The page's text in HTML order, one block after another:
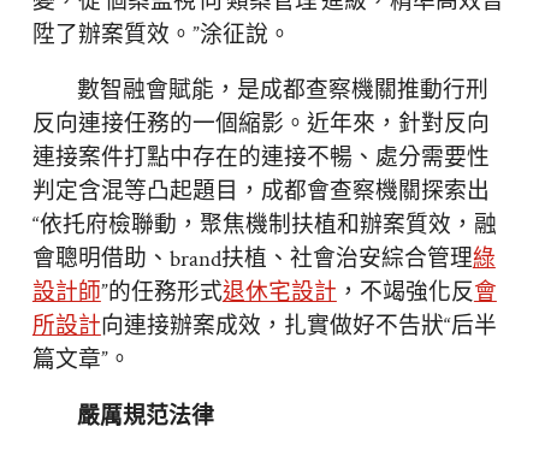
陞了辦案質效。”涂征說。
數智融會賦能，是成都查察機關推動行刑
反向連接任務的一個縮影。近年來，針對反向
連接案件打點中存在的連接不暢、處分需要性
判定含混等凸起題目，成都會查察機關探索出
“依托府檢聯動，聚焦機制扶植和辦案質效，融
會聰明借助、brand扶植、社會治安綜合管理綠
設計師”的任務形式退休宅設計，不竭強化反會
所設計向連接辦案成效，扎實做好不告狀“后半
篇文章”。
嚴厲規范法律